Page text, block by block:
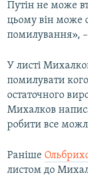
Путін не може
цьому він може
помилування»,
У листі
помилувати
остаточного
Михалков
робити все
Раніше
листом до